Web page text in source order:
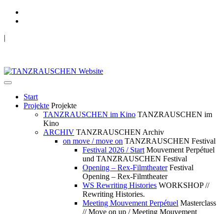
|
Start
Projekte Projekte
TANZRAUSCHEN im Kino TANZRAUSCHEN im
Kino
ARCHIV TANZRAUSCHEN Archiv
on move / move on TANZRAUSCHEN Festival
Festival 2026 / Start Mouvement Perpétuel
und TANZRAUSCHEN Festival
Opening – Rex-Filmtheater Festival
Opening – Rex-Filmtheater
WS Rewriting Histories WORKSHOP //
Rewriting Histories.
Meeting Mouvement Perpétuel Masterclass
// Move on up / Meeting Mouvement